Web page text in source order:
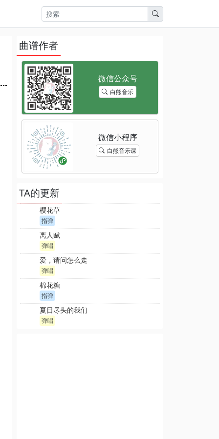
曲谱作者
白熊音乐
白熊音乐课
TA的更新
樱花草
指弹
离人赋
弹唱
爱，请问怎么走
弹唱
棉花糖
指弹
夏日尽头的我们
弹唱